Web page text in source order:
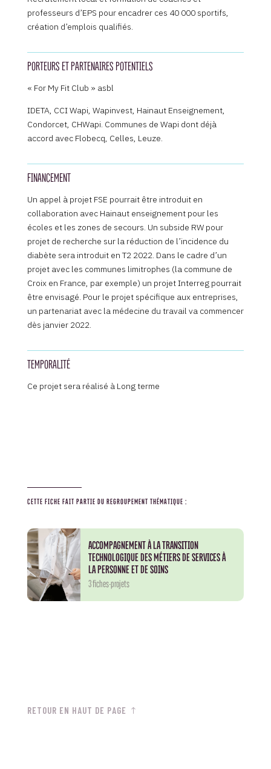
professeurs d’EPS pour encadrer ces 40 000 sportifs,
création d’emplois qualifiés.
PORTEURS ET PARTENAIRES POTENTIELS
« For My Fit Club » asbl
IDETA, CCI Wapi, Wapinvest, Hainaut Enseignement,
Condorcet, CHWapi. Communes de Wapi dont déjà
accord avec Flobecq, Celles, Leuze.
FINANCEMENT
Un appel à projet FSE pourrait être introduit en
collaboration avec Hainaut enseignement pour les
écoles et les zones de secours. Un subside RW pour
projet de recherche sur la réduction de l’incidence du
diabète sera introduit en T2 2022. Dans le cadre d’un
projet avec les communes limitrophes (la commune de
Croix en France, par exemple) un projet Interreg pourrait
être envisagé. Pour le projet spécifique aux entreprises,
un partenariat avec la médecine du travail va commencer
dès janvier 2022.
TEMPORALITÉ
Ce projet sera réalisé à Long terme
CETTE FICHE FAIT PARTIE DU REGROUPEMENT THÉMATIQUE :
ACCOMPAGNEMENT À LA TRANSITION
TECHNOLOGIQUE DES MÉTIERS DE SERVICES À
LA PERSONNE ET DE SOINS
3 fiches-projets
RETOUR EN HAUT DE PAGE